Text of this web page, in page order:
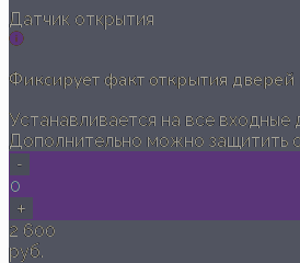
Датчик открытия
Фиксирует факт открытия дверей
Устанавливается на все входные
Дополнительно можно защитить
-
0
+
2 600
руб.